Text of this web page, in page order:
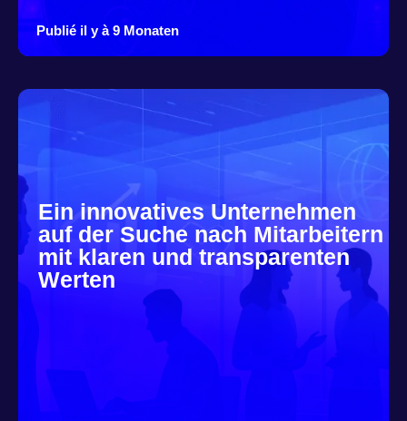
Publié il y à 9 Monaten
Ein innovatives Unternehmen
auf der Suche nach Mitarbeitern
mit klaren und transparenten
Werten